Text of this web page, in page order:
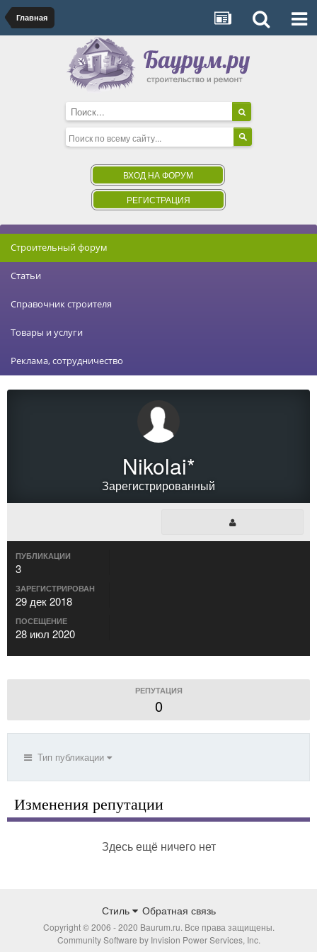
Главная
ВХОД НА ФОРУМ
РЕГИСТРАЦИЯ
Строительный форум
Статьи
Справочник строителя
Товары и услуги
Реклама, сотрудничество
Nikolai*
Зарегистрированный
ПУБЛИКАЦИИ
3
ЗАРЕГИСТРИРОВАН
29 дек 2018
ПОСЕЩЕНИЕ
28 июл 2020
РЕПУТАЦИЯ
0
Тип публикации
Изменения репутации
Здесь ещё ничего нет
Стиль Обратная связь
Copyright © 2006 - 2020 Baurum.ru. Все права защищены.
Community Software by Invision Power Services, Inc.